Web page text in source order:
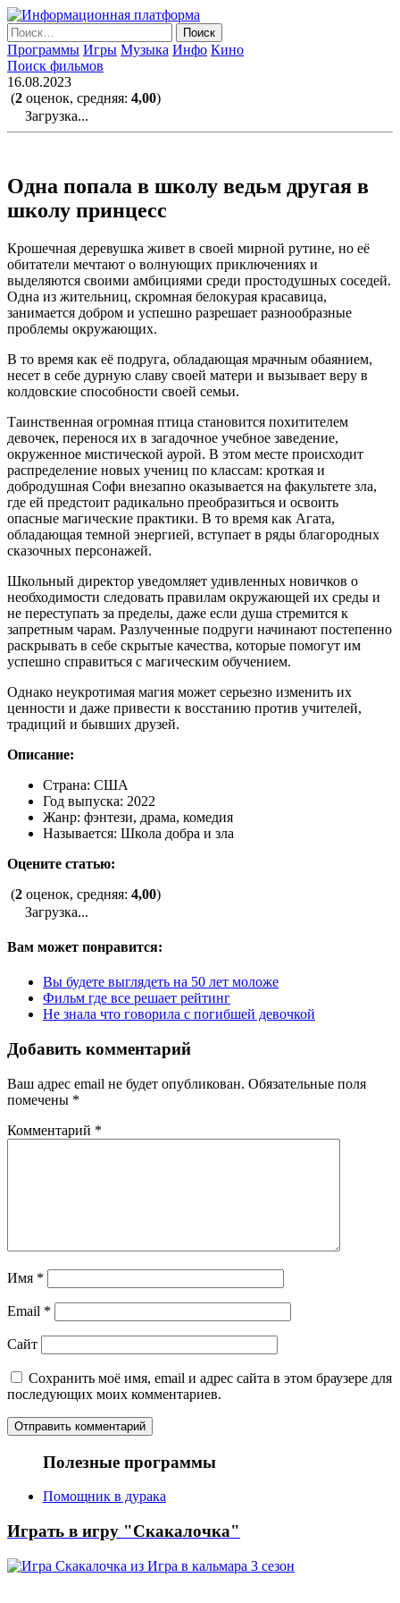
Skip
to
the
content
Найти:
Программы Игры Музыка Инфо Кино
Поиск фильмов
16.08.2023
(2 оценок, средняя: 4,00)
Загрузка...
Одна попала в школу ведьм другая в
школу принцесс
Крошечная деревушка живет в своей мирной рутине, но её
обитатели мечтают о волнующих приключениях и
выделяются своими амбициями среди простодушных соседей.
Одна из жительниц, скромная белокурая красавица,
занимается добром и успешно разрешает разнообразные
проблемы окружающих.
В то время как её подруга, обладающая мрачным обаянием,
несет в себе дурную славу своей матери и вызывает веру в
колдовские способности своей семьи.
Таинственная огромная птица становится похитителем
девочек, перенося их в загадочное учебное заведение,
окруженное мистической аурой. В этом месте происходит
распределение новых учениц по классам: кроткая и
добродушная Софи внезапно оказывается на факультете зла,
где ей предстоит радикально преобразиться и освоить
опасные магические практики. В то время как Агата,
обладающая темной энергией, вступает в ряды благородных
сказочных персонажей.
Школьный директор уведомляет удивленных новичков о
необходимости следовать правилам окружающей их среды и
не переступать за пределы, даже если душа стремится к
запретным чарам. Разлученные подруги начинают постепенно
раскрывать в себе скрытые качества, которые помогут им
успешно справиться с магическим обучением.
Однако неукротимая магия может серьезно изменить их
ценности и даже привести к восстанию против учителей,
традиций и бывших друзей.
Описание:
Страна: США
Год выпуска: 2022
Жанр: фэнтези, драма, комедия
Называется: Школа добра и зла
Оцените статью:
(2 оценок, средняя: 4,00)
Загрузка...
Вам может понравится:
Вы будете выглядеть на 50 лет моложе
Фильм где все решает рейтинг
Не знала что говорила с погибшей девочкой
Добавить комментарий
Ваш адрес email не будет опубликован. Обязательные поля
помечены *
Комментарий *
Имя *
Email *
Сайт
Сохранить моё имя, email и адрес сайта в этом браузере для
последующих моих комментариев.
Полезные программы
Помощник в дурака
Играть в игру "Скакалочка"